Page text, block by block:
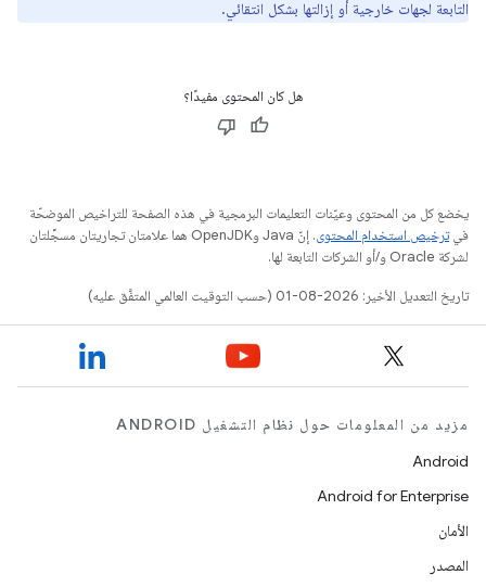
التابعة لجهات خارجية أو إزالتها بشكل انتقائي.
هل كان المحتوى مفيدًا؟
يخضع كل من المحتوى وعيّنات التعليمات البرمجية في هذه الصفحة للتراخيص الموضحّة
فيترخيص استخدام المحتوى
. إنّ Java وOpenJDK هما علامتان تجاريتان مسجَّلتان
لشركة Oracle و/أو الشركات التابعة لها.
تاريخ التعديل الأخير: 2026-08-01 (حسب التوقيت العالمي المتفَّق عليه)
مزيد من المعلومات حول نظام التشغيل ANDROID
Android
Android for Enterprise
الأمان
المصدر